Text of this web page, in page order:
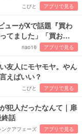
こびと アプリで見る
ューがXで話題『買わ
てました」「買お…
nao16 アプリで見る
友人にモヤモヤ。やん
えばいい？
こびと アプリで見る
犯人だったなんて｜扉
話
ンクアフェーズ アプリで見る